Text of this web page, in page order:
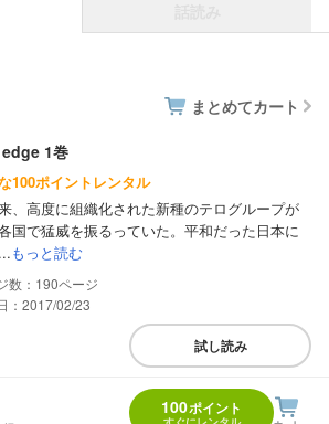
まとめてカート
1巻
100ポイントレンタル
、高度に組織化された新種のテログループが
国で猛威を振るっていた。平和だった日本に
もっと読む
190
：2017/02/23
試し読み
100ポイント